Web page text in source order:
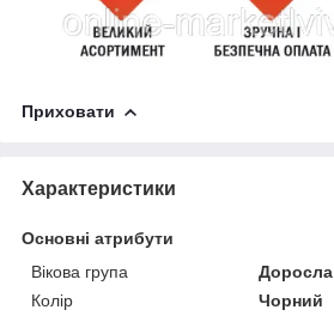
Приховати
Характеристики
Основні атрибути
Вікова група
Доросла
Колір
Чорний